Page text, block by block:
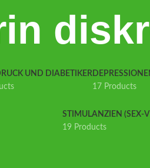
UND DIABETIKER
17 Products
STIMULANZIEN (SEX-
19 Products